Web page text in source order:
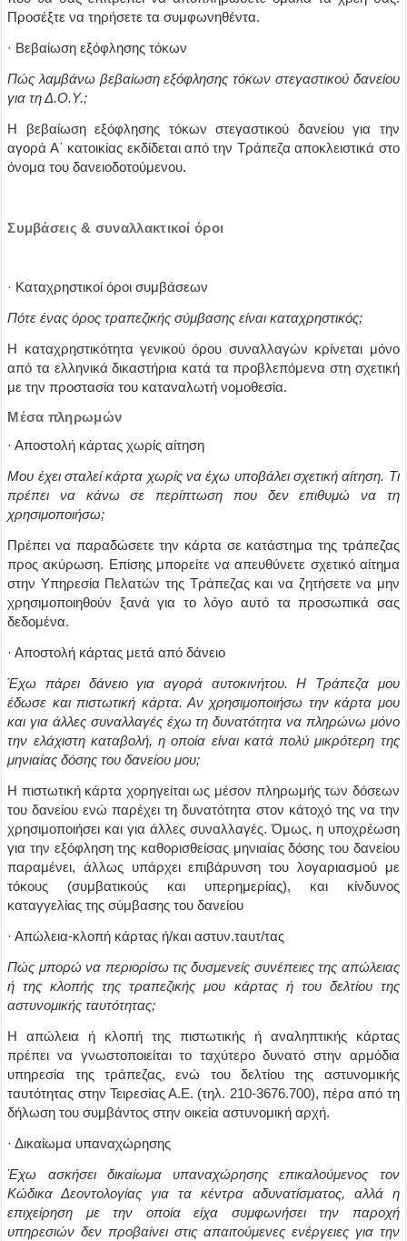
Προσέξτε να τηρήσετε τα συμφωνηθέντα.
· Βεβαίωση εξόφλησης τόκων
Πώς λαμβάνω βεβαίωση εξόφλησης τόκων στεγαστικού δανείου
για τη Δ.Ο.Υ.;
Η βεβαίωση εξόφλησης τόκων στεγαστικού δανείου για την
αγορά Α΄ κατοικίας εκδίδεται από την Τράπεζα αποκλειστικά στο
όνομα του δανειοδοτούμενου.
Συμβάσεις & συναλλακτικοί όροι
· Καταχρηστικοί όροι συμβάσεων
Πότε ένας όρος τραπεζικής σύμβασης είναι καταχρηστικός;
Η καταχρηστικότητα γενικού όρου συναλλαγών κρίνεται μόνο
από τα ελληνικά δικαστήρια κατά τα προβλεπόμενα στη σχετική
με την προστασία του καταναλωτή νομοθεσία.
Μέσα πληρωμών
· Αποστολή κάρτας χωρίς αίτηση
Μου έχει σταλεί κάρτα χωρίς να έχω υποβάλει σχετική αίτηση. Τι
πρέπει να κάνω σε περίπτωση που δεν επιθυμώ να τη
χρησιμοποιήσω;
Πρέπει να παραδώσετε την κάρτα σε κατάστημα της τράπεζας
προς ακύρωση. Επίσης μπορείτε να απευθύνετε σχετικό αίτημα
στην Υπηρεσία Πελατών της Τράπεζας και να ζητήσετε να μην
χρησιμοποιηθούν ξανά για το λόγο αυτό τα προσωπικά σας
δεδομένα.
· Αποστολή κάρτας μετά από δάνειο
Έχω πάρει δάνειο για αγορά αυτοκινήτου. Η Τράπεζα μου
έδωσε και πιστωτική κάρτα. Αν χρησιμοποιήσω την κάρτα μου
και για άλλες συναλλαγές έχω τη δυνατότητα να πληρώνω μόνο
την ελάχιστη καταβολή, η οποία είναι κατά πολύ μικρότερη της
μηνιαίας δόσης του δανείου μου;
Η πιστωτική κάρτα χορηγείται ως μέσον πληρωμής των δόσεων
του δανείου ενώ παρέχει τη δυνατότητα στον κάτοχό της να την
χρησιμοποιήσει και για άλλες συναλλαγές. Όμως, η υποχρέωση
για την εξόφληση της καθορισθείσας μηνιαίας δόσης του δανείου
παραμένει, άλλως υπάρχει επιβάρυνση του λογαριασμού με
τόκους (συμβατικούς και υπερημερίας), και κίνδυνος
καταγγελίας της σύμβασης του δανείου
· Απώλεια-κλοπή κάρτας ή/και αστυν.ταυτ/τας
Πώς μπορώ να περιορίσω τις δυσμενείς συνέπειες της απώλειας
ή της κλοπής της τραπεζικής μου κάρτας ή του δελτίου της
αστυνομικής ταυτότητας;
Η απώλεια ή κλοπή της πιστωτικής ή αναληπτικής κάρτας
πρέπει να γνωστοποιείται το ταχύτερο δυνατό στην αρμόδια
υπηρεσία της τράπεζας, ενώ του δελτίου της αστυνομικής
ταυτότητας στην Τειρεσίας Α.Ε. (τηλ. 210-3676.700), πέρα από τη
δήλωση του συμβάντος στην οικεία αστυνομική αρχή.
· Δικαίωμα υπαναχώρησης
Έχω ασκήσει δικαίωμα υπαναχώρησης επικαλούμενος τον
Κώδικα Δεοντολογίας για τα κέντρα αδυνατίσματος, αλλά η
επιχείρηση με την οποία είχα συμφωνήσει την παροχή
υπηρεσιών δεν προβαίνει στις απαιτούμενες ενέργειες για την